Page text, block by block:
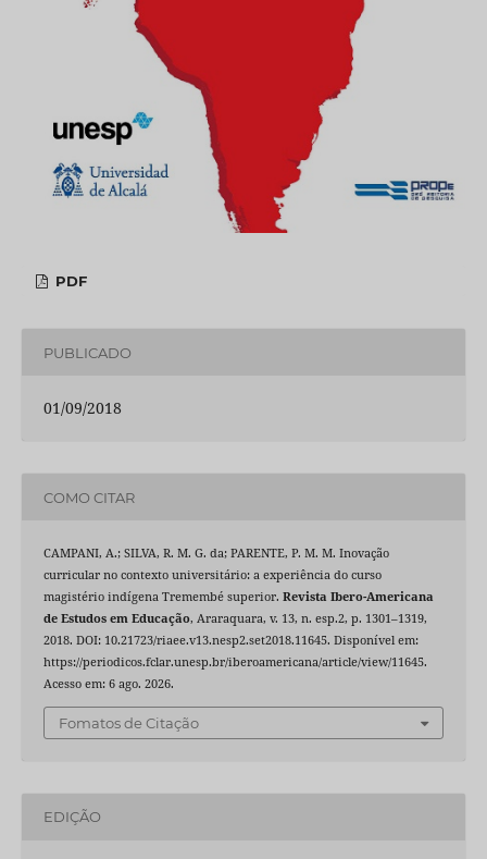
PDF
PUBLICADO
01/09/2018
COMO CITAR
CAMPANI, A.; SILVA, R. M. G. da; PARENTE, P. M. M. Inovação
curricular no contexto universitário: a experiência do curso
magistério indígena Tremembé superior. Revista Ibero-Americana
de Estudos em Educação, Araraquara, v. 13, n. esp.2, p. 1301–1319,
2018. DOI: 10.21723/riaee.v13.nesp2.set2018.11645. Disponível em:
https://periodicos.fclar.unesp.br/iberoamericana/article/view/11645.
Acesso em: 6 ago. 2026.
Fomatos de Citação
EDIÇÃO